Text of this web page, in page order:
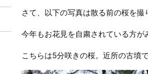
さて、以下の写真は散る前の桜を撮
今年もお花見を自粛されている方
こちらは5分咲きの桜。近所の古墳で